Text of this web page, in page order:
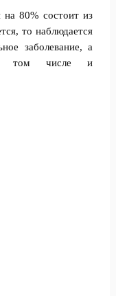
на 80% состоит из
то наблюдается
заболевание, а
том числе и